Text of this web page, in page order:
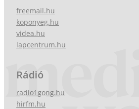
freemail.hu
koponyeg.hu
videa.hu
lapcentrum.hu
Rádió
radio1gong.hu
hirfm.hu